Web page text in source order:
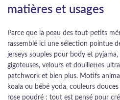
matières et usages
Parce que la peau des tout-petits
rassemblé ici une sélection pointue
jerseys souples pour body et
gigoteuses, velours et douillettes
patchwork et bien plus. Motifs
koala ou bébé yoda, couleurs
rose poudré : tout est pensé pour